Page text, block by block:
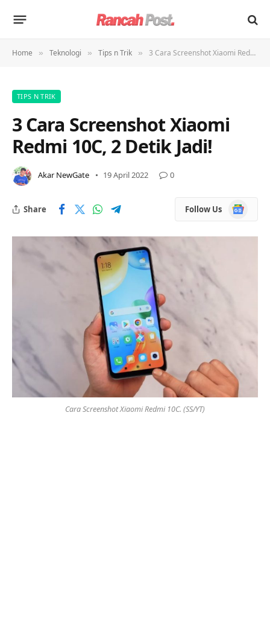
Home » Teknologi » Tips n Trik » 3 Cara Screenshot Xiaomi Redmi 10C, 2 Detik Jadi!
TIPS N TRIK
3 Cara Screenshot Xiaomi
Redmi 10C, 2 Detik Jadi!
Akar NewGate 19 April 2022 0
Share Follow Us
Google
News
Cara Screenshot Xiaomi Redmi 10C. (SS/YT)